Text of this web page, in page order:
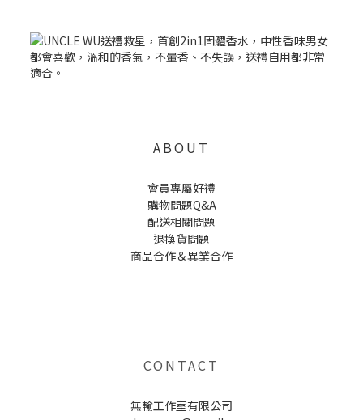
ABOUT
會員專屬好禮
購物問題Q&A
配送相關問題
退換貨問題
商品合作＆異業合作
CONTACT
無輸工作室有限公司